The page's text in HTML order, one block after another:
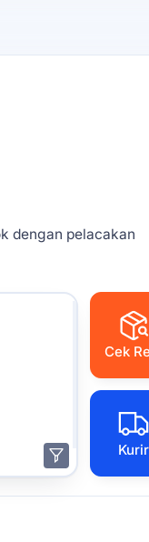
dengan pelacakan
Cek
Kurir